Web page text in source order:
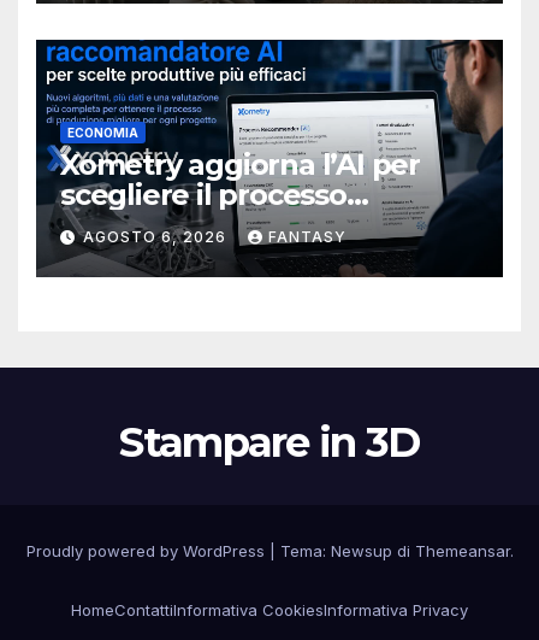
ECONOMIA
Xometry aggiorna l’AI per
scegliere il processo
produttivo più adatto
AGOSTO 6, 2026 FANTASY
Stampare in 3D
Proudly powered by WordPress Tema: Newsup di Themeansar.
HomeContattiInformativa CookiesInformativa Privacy